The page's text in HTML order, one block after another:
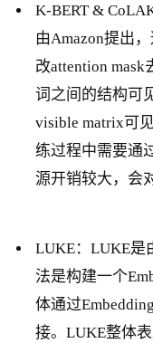
K-BERT &
由Amazon提出
改attention
词之间的结构可
visible matrix可
练过程中需要通
源开销较大，会
LUKE：LUKE是
法是构建一个
体通过
接。LUKE整体